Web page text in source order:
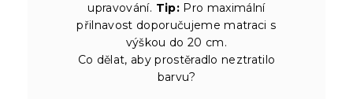
upravování. Tip:Pro maximální
přilnavost doporučujeme matraci s
výškou do 20 cm.
Co dělat, aby prostěradlo neztratilo
barvu?